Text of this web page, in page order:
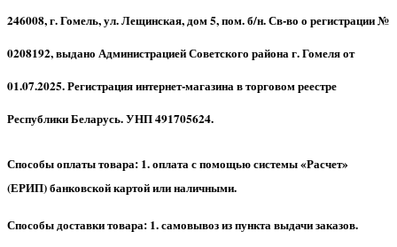
246008, г. Гомель, ул. Лещинская, дом 5, пом. б/н. Св-во о регистрации №
0208192, выдано Администрацией Советского района г. Гомеля от
01.07.2025. Регистрация интернет-магазина в торговом реестре
Республики Беларусь. УНП 491705624.
Способы оплаты товара: 1. оплата с помощью системы «Расчет»
(ЕРИП) банковской картой или наличными.
Способы доставки товара: 1. самовывоз из пункта выдачи заказов.